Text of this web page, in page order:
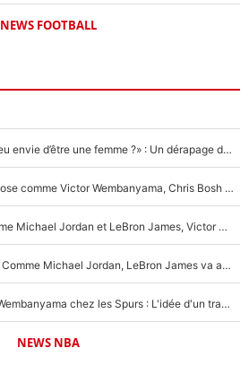
NEWS FOOTBALL
«LeBron James, as-tu déjà eu envie d’être une femme ?» : Un dérapage de Donald Trump sur la superstar de la NBA refait surface
NBA - Victime d'une thrombose comme Victor Wembanyama, Chris Bosh prévient le Français des risques sur sa santé : «J’ai failli mourir sur le coup et j’ai été ramené à la vie»
De la NBA au cinéma : Comme Michael Jordan et LeBron James, Victor Wembanyama rêve d'une carrière d'acteur !
The Last Dance sur Netflix : Comme Michael Jordan, LeBron James va avoir le droit à sa série !
Stephen Curry avec Victor Wembanyama chez les Spurs : L'idée d'un trade historique est lancée en NBA !
NEWS NBA